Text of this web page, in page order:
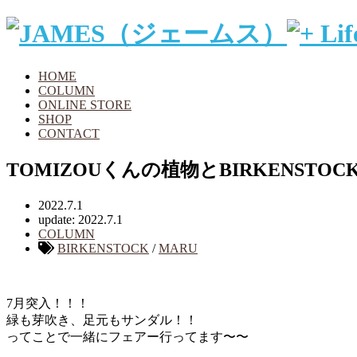
HOME
COLUMN
ONLINE STORE
SHOP
CONTACT
TOMIZOUくんの植物と
2022.7.1
update: 2022.7.1
COLUMN
BIRKENSTOCK /MARU
7月突入！！！
緑も芽吹き、足元もサンダル！！
ってことで一緒にフェアー行ってます〜〜